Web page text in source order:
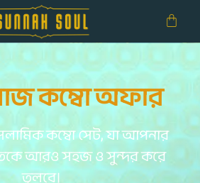
কম্বো অফার
কম্বো সেট, যা আপনার
আরও সহজ ও সুন্দর করে
তুলবে।